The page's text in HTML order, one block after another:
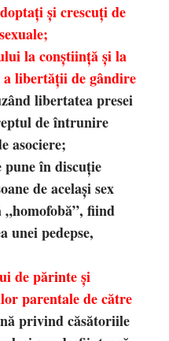
și crescuți de
la conștiință și la
libertății de gândire
libertatea presei
de întrunire
asociere;
pune în discuție
de același sex
„homofobă”, fiind
unei pedepse,
de părinte și
parentale de către
privind căsătoriile